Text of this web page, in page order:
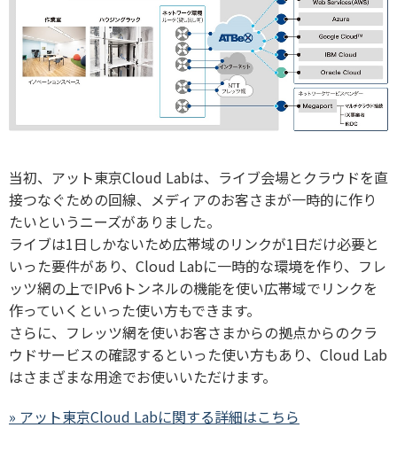
当初、アット東京Cloud Labは、ライブ会場とクラウドを直
接つなぐための回線、メディアのお客さまが一時的に作り
たいというニーズがありました。
ライブは1日しかないため広帯域のリンクが1日だけ必要と
いった要件があり、Cloud Labに一時的な環境を作り、フレ
ッツ網の上でIPv6トンネルの機能を使い広帯域でリンクを
作っていくといった使い方もできます。
さらに、フレッツ網を使いお客さまからの拠点からのクラ
ウドサービスの確認するといった使い方もあり、Cloud Lab
はさまざまな用途でお使いいただけます。
» アット東京Cloud Labに関する詳細はこちら